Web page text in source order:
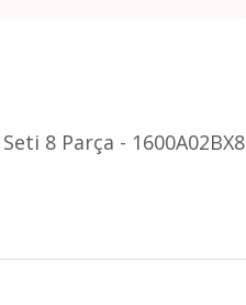
8 Parça - 1600A02BX8